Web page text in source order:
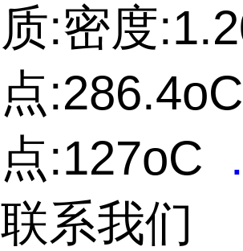
质:密度
点
点:127oC
联系我们